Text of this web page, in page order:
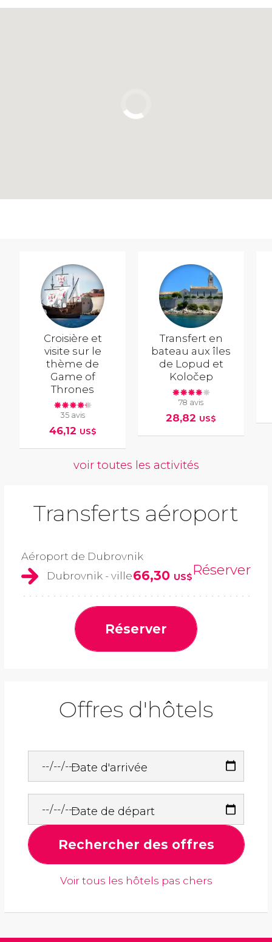
Croisière et
visite sur le
thème de
Game of
Thrones
35 avis
46,12 US$
Transfert en
bateau aux îles
de Lopud et
Koločep
78 avis
28,82 US$
voir toutes les activités
Transferts aéroport
Aéroport de Dubrovnik
Dubrovnik - ville66,30 US$Réserver
Réserver
Offres d'hôtels
Date d'arrivée
Date de départ
Rechercher des offres
Voir tous les hôtels pas chers